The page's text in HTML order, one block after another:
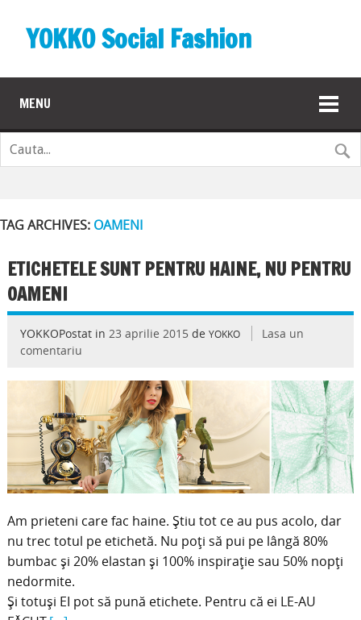
YOKKO Social Fashion
MENU
TAG ARCHIVES: OAMENI
ETICHETELE SUNT PENTRU HAINE, NU PENTRU
OAMENI
YOKKOPostat in 23 aprilie 2015 de YOKKO
Lasa un
comentariu
Am prieteni care fac haine. Știu tot ce au pus acolo, dar
nu trec totul pe etichetă. Nu poți să pui pe lângă 80%
bumbac și 20% elastan și 100% inspirație sau 50% nopți
nedormite.
Și totuși EI pot să pună etichete. Pentru că ei LE-AU